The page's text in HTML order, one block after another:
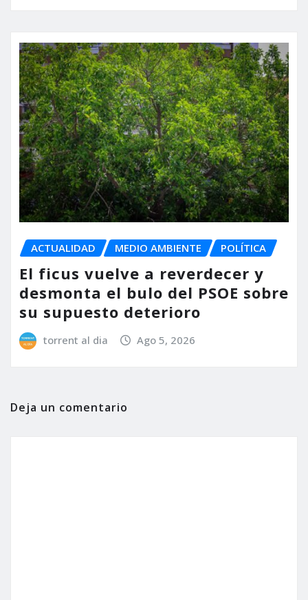
ACTUALIDAD MEDIO AMBIENTE POLÍTICA
El ficus vuelve a reverdecer y
desmonta el bulo del PSOE sobre
su supuesto deterioro
torrent al dia Ago 5, 2026
Deja un comentario